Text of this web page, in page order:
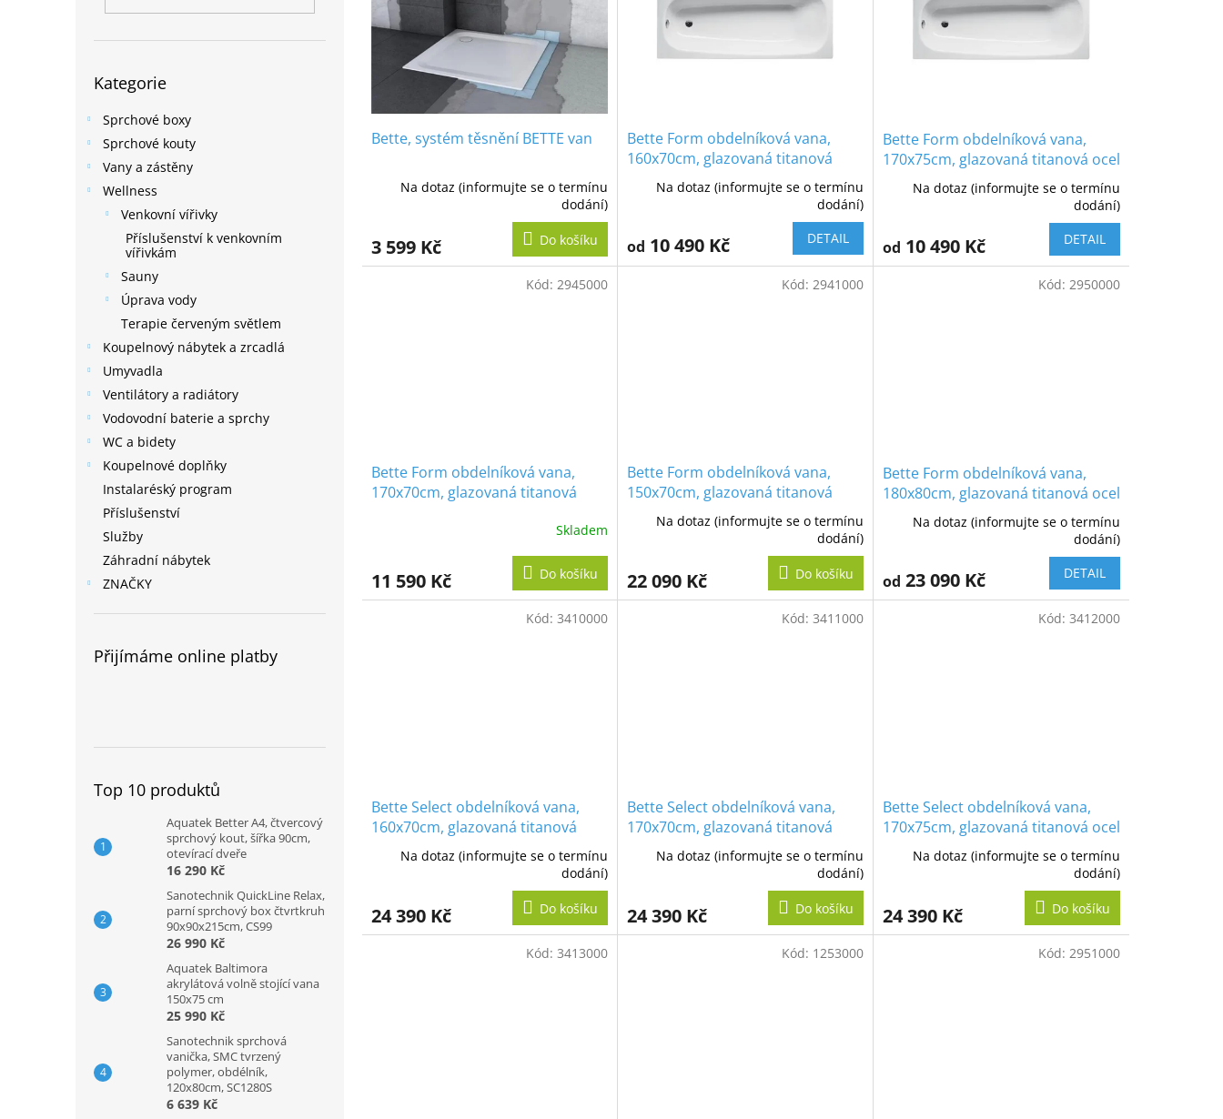
kategorie
Kategorie
Sprchové boxy
Sprchové kouty
Vany a zástěny
Wellness
Venkovní vířivky
Příslušenství k venkovním
vířivkám
Sauny
Úprava vody
Terapie červeným světlem
Koupelnový nábytek a zrcadlá
Umyvadla
Ventilátory a radiátory
Vodovodní baterie a sprchy
WC a bidety
Koupelnové doplňky
Instalaréský program
Příslušenství
Služby
Záhradní nábytek
ZNAČKY
Přijímáme online platby
Top 10 produktů
Aquatek Better A4, čtvercový
sprchový kout, šířka 90cm,
otevírací dveře
16 290 Kč
Sanotechnik QuickLine Relax,
parní sprchový box čtvrtkruh
90x90x215cm, CS99
26 990 Kč
Aquatek Baltimora
akrylátová volně stojící vana
150x75 cm
25 990 Kč
Sanotechnik sprchová
vanička, SMC tvrzený
polymer, obdélník,
120x80cm, SC1280S
6 639 Kč
o
ůu
Bette, systém těsnění BETTE van
Na dotaz (informujte se o termínu
dodání)
3 599 Kč Do košíku
Bette Form obdelníková vana,
160x70cm, glazovaná titanová
Na dotaz (informujte se o termínu
dodání)
od 10 490 Kč DETAIL
Bette Form obdelníková vana,
170x75cm, glazovaná titanová ocel
Na dotaz (informujte se o termínu
dodání)
od 10 490 Kč DETAIL
Bette Form obdelníková vana,
170x70cm, glazovaná titanová
Skladem
11 590 Kč Do košíku
Kód: 2945000
Bette Form obdelníková vana,
150x70cm, glazovaná titanová
Na dotaz (informujte se o termínu
dodání)
22 090 Kč Do košíku
Kód: 2941000
Bette Form obdelníková vana,
180x80cm, glazovaná titanová ocel
Na dotaz (informujte se o termínu
dodání)
od 23 090 Kč DETAIL
Kód: 2950000
Bette Select obdelníková vana,
160x70cm, glazovaná titanová
Na dotaz (informujte se o termínu
dodání)
24 390 Kč Do košíku
Kód: 3410000
Bette Select obdelníková vana,
170x70cm, glazovaná titanová
Na dotaz (informujte se o termínu
dodání)
24 390 Kč Do košíku
Kód: 3411000
Bette Select obdelníková vana,
170x75cm, glazovaná titanová ocel
Na dotaz (informujte se o termínu
dodání)
24 390 Kč Do košíku
Kód: 3412000
Kód: 3413000 Kód: 1253000 Kód: 2951000